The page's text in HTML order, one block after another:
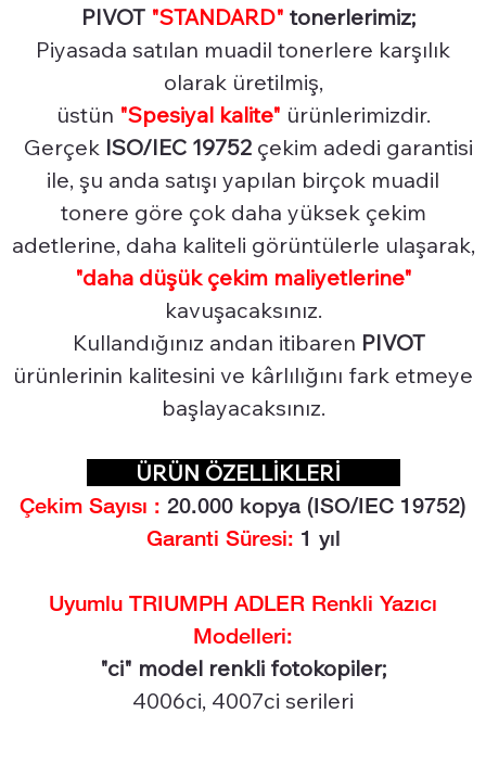
PIVOT "STANDARD" tonerlerimiz;
Piyasada satılan muadil tonerlere karşılık
olarak üretilmiş,
üstün "Spesiyal kalite" ürünlerimizdir.
Gerçek ISO/IEC 19752 çekim adedi garantisi
ile, şu anda satışı yapılan birçok muadil
tonere göre çok daha yüksek çekim
adetlerine, daha kaliteli görüntülerle ulaşarak,
"daha düşük çekim maliyetlerine"
kavuşacaksınız.
Kullandığınız andan itibaren PIVOT
ürünlerinin kalitesini ve kârlılığını fark etmeye
başlayacaksınız.
ÜRÜN ÖZELLİKLERİ
Çekim Sayısı : 20.000 kopya (ISO/IEC 19752)
Garanti Süresi: 1 yıl
Uyumlu TRIUMPH ADLER Renkli Yazıcı
Modelleri:
"ci" model renkli fotokopiler;
4006ci, 4007ci serileri